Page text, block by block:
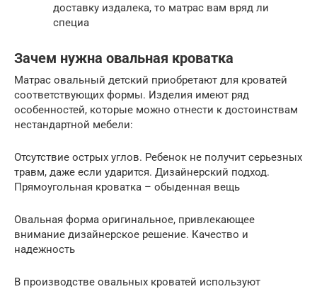
доставку издалека, то матрас вам вряд ли
специа
Зачем нужна овальная кроватка
Матрас овальный детский приобретают для кроватей
соответствующих формы. Изделия имеют ряд
особенностей, которые можно отнести к достоинствам
нестандартной мебели:
Отсутствие острых углов. Ребенок не получит серьезных
травм, даже если ударится. Дизайнерский подход.
Прямоугольная кроватка – обыденная вещь
Овальная форма оригинальное, привлекающее
внимание дизайнерское решение. Качество и
надежность
В производстве овальных кроватей используют